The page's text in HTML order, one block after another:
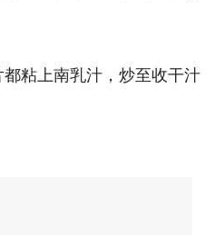
粘上南乳汁，炒至收干汁